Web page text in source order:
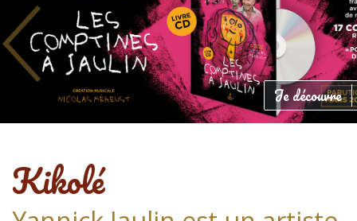
Je découvre
Précédent
Kikolé